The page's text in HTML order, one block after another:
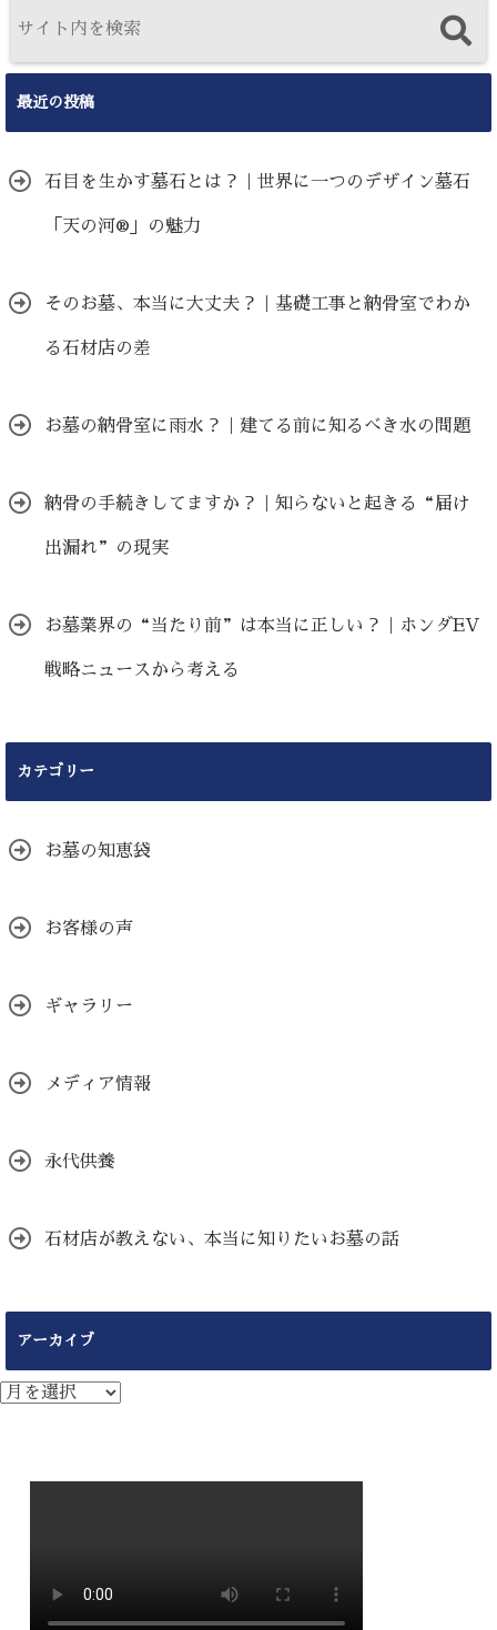
最近の投稿
石目を生かす墓石とは？｜世界に一つのデザイン墓石
「天の河®」の魅力
そのお墓、本当に大丈夫？｜基礎工事と納骨室でわか
る石材店の差
お墓の納骨室に雨水？｜建てる前に知るべき水の問題
納骨の手続きしてますか？｜知らないと起きる“届け
出漏れ”の現実
お墓業界の“当たり前”は本当に正しい？｜ホンダEV
戦略ニュースから考える
カテゴリー
お墓の知恵袋
お客様の声
ギャラリー
メディア情報
永代供養
石材店が教えない、本当に知りたいお墓の話
アーカイブ
ア
ー